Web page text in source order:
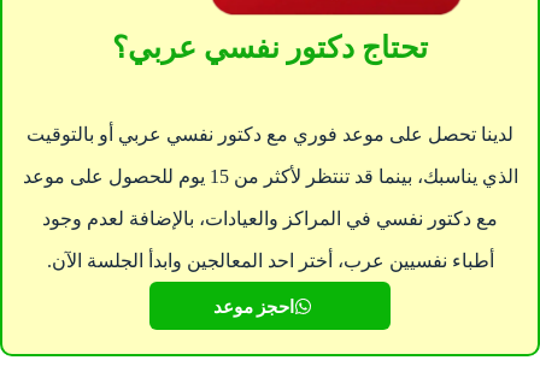
تحتاج دكتور نفسي عربي؟
لدينا تحصل على موعد فوري مع دكتور نفسي عربي أو بالتوقيت
الذي يناسبك، بينما قد تنتظر لأكثر من 15 يوم للحصول على موعد
مع دكتور نفسي في المراكز والعيادات، بالإضافة لعدم وجود
أطباء نفسيين عرب، أختر احد المعالجين وابدأ الجلسة الآن.
احجز موعد